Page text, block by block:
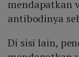
mendapatkan
antibodinya
Di sisi lain,